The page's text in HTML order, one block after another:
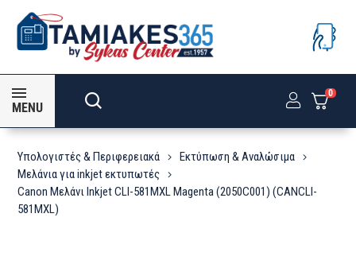
MENU
0
Υπολογιστές & Περιφερειακά
Εκτύπωση & Αναλώσιμα
Μελάνια για inkjet εκτυπωτές
Canon Μελάνι Inkjet CLI-581MXL Magenta (2050C001) (CANCLI-
581MXL)